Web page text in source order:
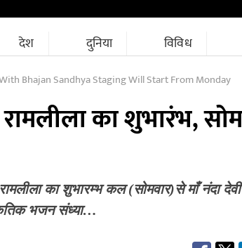
देश दुनिया विविध
Bhajan Sandhya Staging Will Start From Monday
का शुभारंभ,
का शुभारम्भ कल (सोमवार)से माँ नंदा देवी
भजन संध्या…